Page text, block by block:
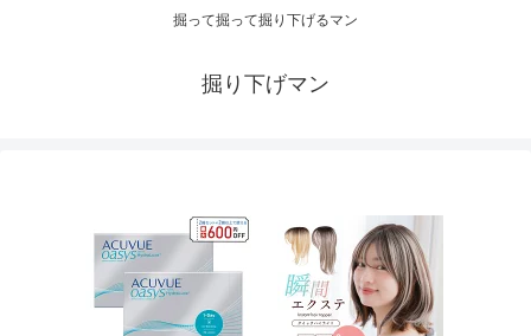
掘って掘って掘り下げるマン
掘り下げマン